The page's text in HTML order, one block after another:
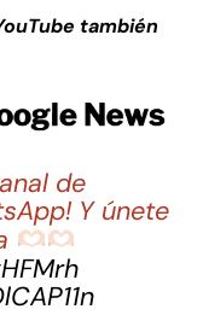
también
de
Y únete